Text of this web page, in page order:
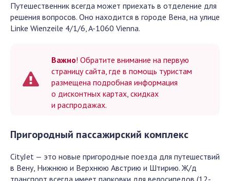
Путешественник всегда может приехать в отделение для
решения вопросов. Оно находится в городе Вена, на улице
Linke Wienzeile 4/1/6, A-1060 Vienna.
Важно! Обратите внимание на первую
страницу сайта, где в помощь туристам
размещена подробная информация
о дисконтных картах, скидках
и распродажах.
Пригородный пассажирский комплекс
CityJet — это новые пригородные поезда для путешествий
в Вену, Нижнюю и Верхнюю Австрию и Штирию. Ж/д
транспорт всегда имеет парковки для велосипедов (12-